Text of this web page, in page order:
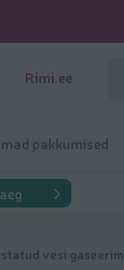
Rimi.ee
pakkumised
vesi